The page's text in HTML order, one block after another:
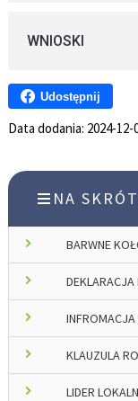
WNIOSKI
Udostępnij
Data dodania: 2024-12-
NA
BARWNE
DEKLARACJA
KLAUZULA
LIDER